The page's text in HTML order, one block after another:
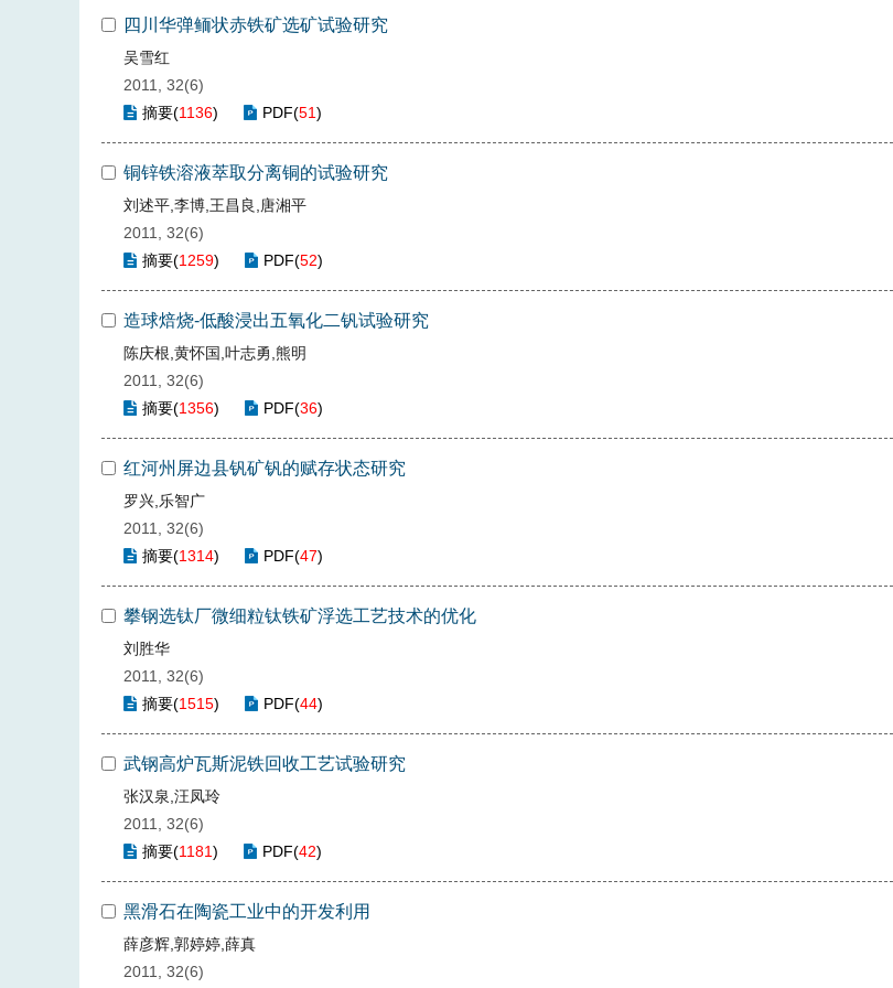
四川华弹鲕状赤铁矿选矿试验研究
吴雪红
2011, 32(6)
摘要(1136) PDF(51)
铜锌铁溶液萃取分离铜的试验研究
刘述平,李博,王昌良,唐湘平
2011, 32(6)
摘要(1259) PDF(52)
造球焙烧-低酸浸出五氧化二钒试验研究
陈庆根,黄怀国,叶志勇,熊明
2011, 32(6)
摘要(1356) PDF(36)
红河州屏边县钒矿钒的赋存状态研究
罗兴,乐智广
2011, 32(6)
摘要(1314) PDF(47)
攀钢选钛厂微细粒钛铁矿浮选工艺技术的优化
刘胜华
2011, 32(6)
摘要(1515) PDF(44)
武钢高炉瓦斯泥铁回收工艺试验研究
张汉泉,汪凤玲
2011, 32(6)
摘要(1181) PDF(42)
黑滑石在陶瓷工业中的开发利用
薛彦辉,郭婷婷,薛真
2011, 32(6)